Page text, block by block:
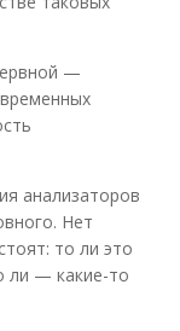
—
анализаторов
Нет
то ли это
ли — какие-то